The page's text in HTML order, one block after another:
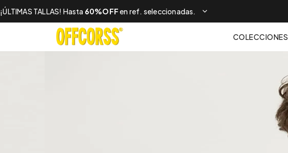
¡ÚLTIMAS TALLAS! Hasta 60%OFFen ref. seleccionadas.
COLECCIONES